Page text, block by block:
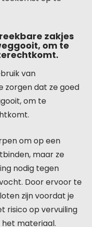
zakjes
om te
van
zorgen dat ze goed
om te
om op een
maar ze
nodig tegen
Door ervoor te
zijn voordat je
risico op vervuiling
materiaal.